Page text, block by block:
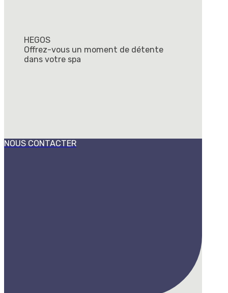
HEGOS
Offrez-vous un moment de détente
dans votre spa
NOUS CONTACTER